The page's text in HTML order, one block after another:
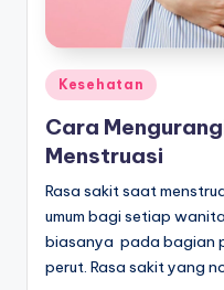
d
u
a
si
Posted
in
Kesehatan
Cara
Menstruasi
Rasa sakit saat
umum bagi setiap
biasanya pada bagian
perut. Rasa sakit yang